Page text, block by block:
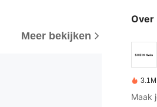
Meer bekijken
Over